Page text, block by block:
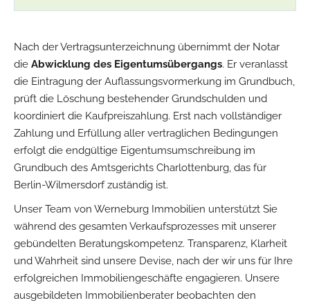
Nach der Vertragsunterzeichnung übernimmt der Notar
die Abwicklung des Eigentumsübergangs. Er veranlasst
die Eintragung der Auflassungsvormerkung im Grundbuch,
prüft die Löschung bestehender Grundschulden und
koordiniert die Kaufpreiszahlung. Erst nach vollständiger
Zahlung und Erfüllung aller vertraglichen Bedingungen
erfolgt die endgültige Eigentumsumschreibung im
Grundbuch des Amtsgerichts Charlottenburg, das für
Berlin-Wilmersdorf zuständig ist.
Unser Team von Werneburg Immobilien unterstützt Sie
während des gesamten Verkaufsprozesses mit unserer
gebündelten Beratungskompetenz. Transparenz, Klarheit
und Wahrheit sind unsere Devise, nach der wir uns für Ihre
erfolgreichen Immobiliengeschäfte engagieren. Unsere
ausgebildeten Immobilienberater beobachten den